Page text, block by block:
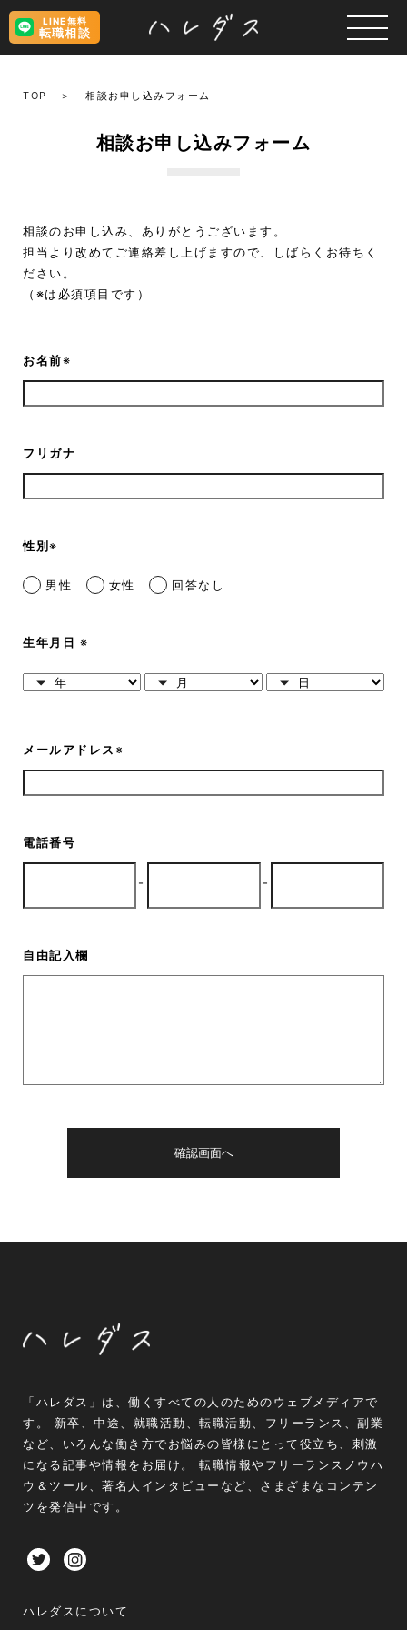
LINE無料
転職相談
TOP 相談お申し込みフォーム
相談お申し込みフォーム
相談のお申し込み、ありがとうございます。
担当より改めてご連絡差し上げますので、しばらくお待ちく
ださい。
（※は必須項目です）
お名前※
フリガナ
性別 ※
男性 女性 回答なし
生年月日 ※
メールアドレス※
電話番号
- -
自由記入欄
「ハレダス」は、働くすべての人のためのウェブメディアで
す。 新卒、中途、就職活動、転職活動、フリーランス、副業
など、いろんな働き方でお悩みの皆様にとって役立ち、刺激
になる記事や情報をお届け。 転職情報やフリーランスノウハ
ウ＆ツール、著名人インタビューなど、さまざまなコンテン
ツを発信中です。
ハレダスについて